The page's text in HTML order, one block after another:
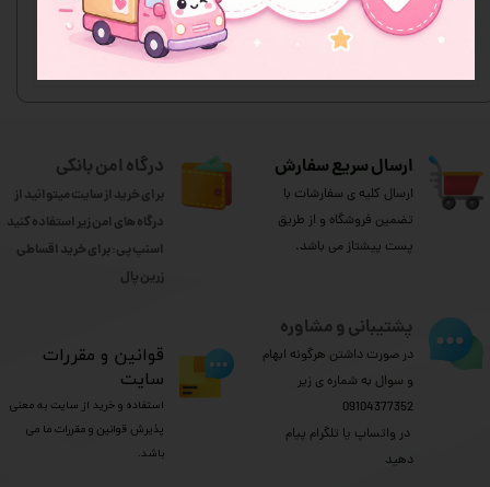
ثبت نظر
ارسال سریع سفارش
ارسال کلیه ی سفارشات با
تضمین فروشگاه و از طریق
پست پیشتاز می باشد.
درگاه امن بانکی
برای خرید از سایت میتوانید از
درگاه های امن زیر استفاده کنید
اسنپ پی: برای خرید اقساطی
​​​​​​​زرین پال
پشتیبانی و مشاوره
در صورت داشتن هرگونه ابهام
و سوال به شماره ی زیر
09104377352
​​​​​​​ در واتساپ یا تلگرام پیام
دهید
​قوانین و مقررات
سایت
استفاده و خرید از سایت به معنی
پذیرش قوانین و مقررات ما می
باشد.